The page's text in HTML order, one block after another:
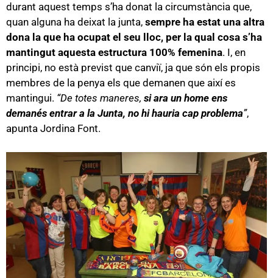
durant aquest temps s’ha donat la circumstància que,
quan alguna ha deixat la junta, sempre ha estat una altra
dona la que ha ocupat el seu lloc, per la qual cosa s’ha
mantingut aquesta estructura 100% femenina. I, en
principi, no està previst que canviï, ja que són els propis
membres de la penya els que demanen que així es
mantingui. “De totes maneres, si ara un home ens
demanés entrar a la Junta, no hi hauria cap problema”,
apunta Jordina Font.